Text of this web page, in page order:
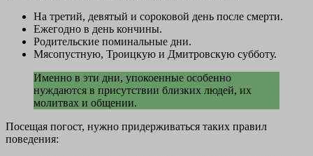
На третий, девятый и сороковой день после смерти.
Ежегодно в день кончины.
Родительские поминальные дни.
Мясопустную, Троицкую и Дмитровскую субботу.
Именно в эти дни, упокоенные особенно
нуждаются в присутствии близких людей, их
молитвах и общении.
Посещая погост, нужно придерживаться таких правил
поведения: